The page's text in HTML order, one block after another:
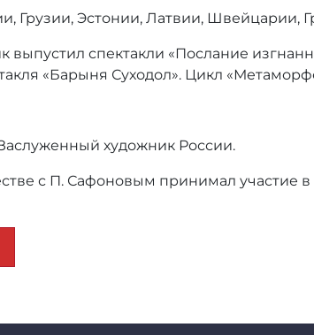
Грузии, Эстонии, Латвии, Швейцарии,
выпустил спектакли «Послание
«Барыня Суходол». Цикл
художник России.
с П. Сафоновым принимал участие